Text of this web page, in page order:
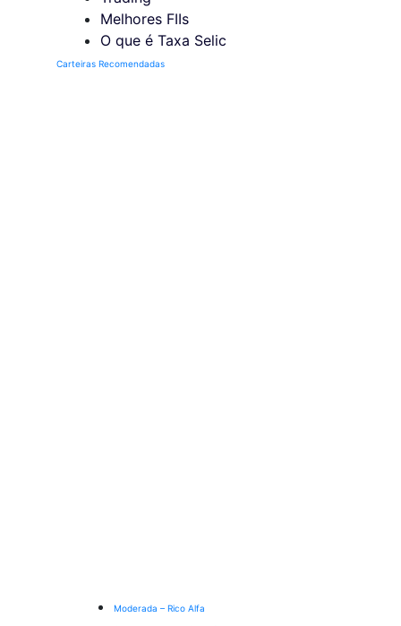
Melhores FIIs
O que é Taxa Selic
Carteiras Recomendadas
Moderada – Rico Alfa